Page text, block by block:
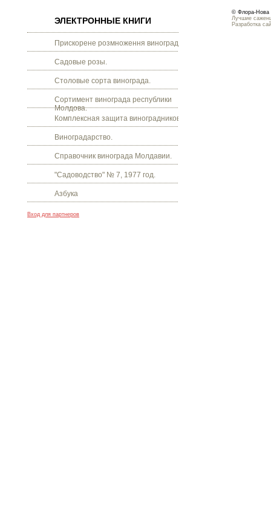
ЭЛЕКТРОННЫЕ КНИГИ
Прискорене розмноження винограду.
Садовые розы.
Столовые сорта винограда.
Сортимент винограда республики
Молдова.
Комплексная защита виноградников.
Виноградарство.
Справочник винограда Молдавии.
"Садоводство" № 7, 1977 год.
Азбука
Вход для партнеров
© Флора-Нова
Лучшие
Разработка